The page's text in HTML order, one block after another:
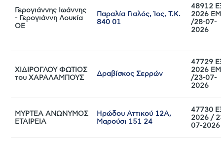
Γερογιάννης Ιωάννης
- Γερογιάννη Λουκία
ΟΕ
Παραλία Γιαλός, Ίος, Τ.Κ.
840 01
48912
2026
/28-07-
2026
ΧΙΔΙΡΟΓΛΟΥ ΦΩΤΙΟΣ
του ΧΑΡΑΛΑΜΠΟΥΣ
Δραβίσκος Σερρών
47729
2026
/23-07-
2026
ΜΥΡΤΕΑ ΑΝΩΝΥΜΟΣ
ΕΤΑΙΡΕΙΑ
Ηρώδου Αττικού 12A,
Μαρούσι 151 24
47730
2026 /
07-2026